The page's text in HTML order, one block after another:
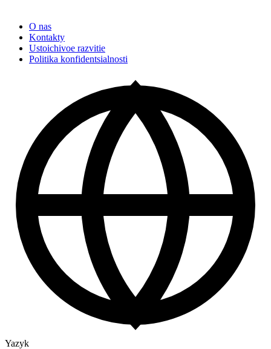
O nas
Kontakty
Ustoichivoe razvitie
Politika konfidentsialnosti
Yazyk